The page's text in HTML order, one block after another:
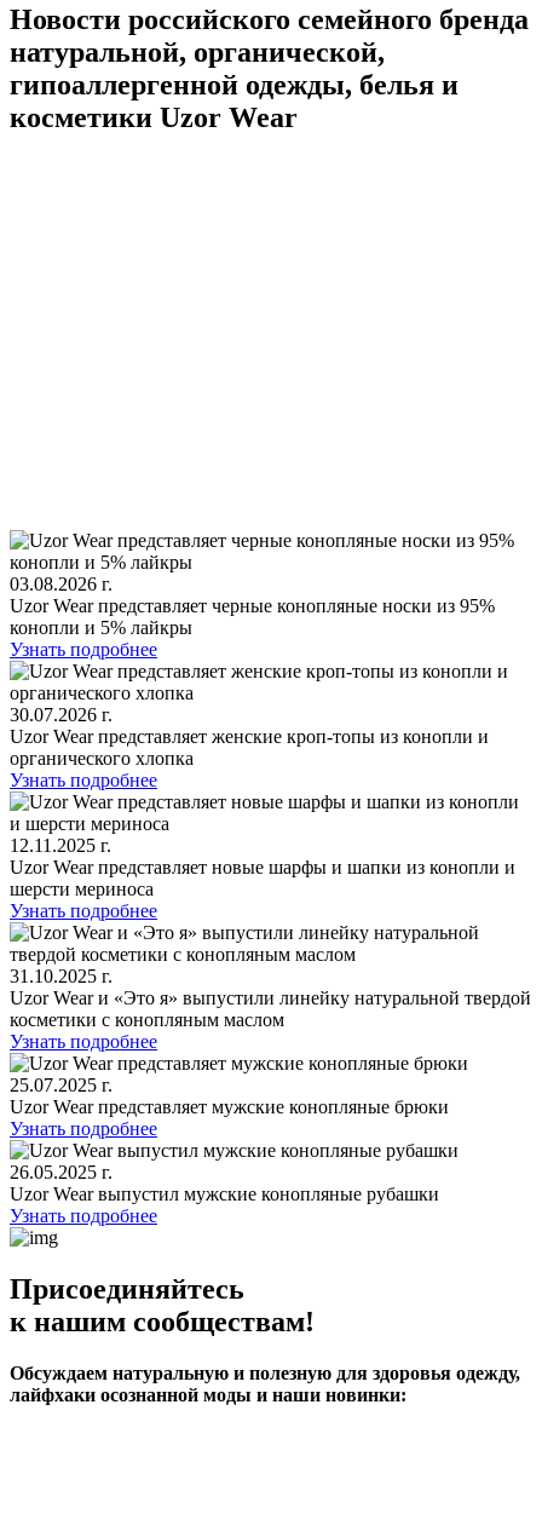
Новости российского семейного бренда
натуральной, органической,
гипоаллергенной одежды, белья и
косметики Uzor Wear
03.08.2026 г.
Uzor Wear представляет черные конопляные носки из 95%
конопли и 5% лайкры
Узнать подробнее
30.07.2026 г.
Uzor Wear представляет женские кроп‑топы из конопли и
органического хлопка
Узнать подробнее
12.11.2025 г.
Uzor Wear представляет новые шарфы и шапки из конопли и
шерсти мериноса
Узнать подробнее
31.10.2025 г.
Uzor Wear и «Это я» выпустили линейку натуральной твердой
косметики с конопляным маслом
Узнать подробнее
25.07.2025 г.
Uzor Wear представляет мужские конопляные брюки
Узнать подробнее
26.05.2025 г.
Uzor Wear выпустил мужские конопляные рубашки
Узнать подробнее
Присоединяйтесь
к нашим сообществам!
Обсуждаем натуральную и полезную для здоровья одежду,
лайфхаки осознанной моды и наши новинки: